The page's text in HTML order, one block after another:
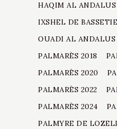
HAQIM AL ANDALUS
IXSHEL DE BASSETIE
OUADI AL ANDALUS
PALMARÈS 2018
PALMARÈS 2020
PALMARÈS 2022
PALMARÈS 2024
PALMYRE DE